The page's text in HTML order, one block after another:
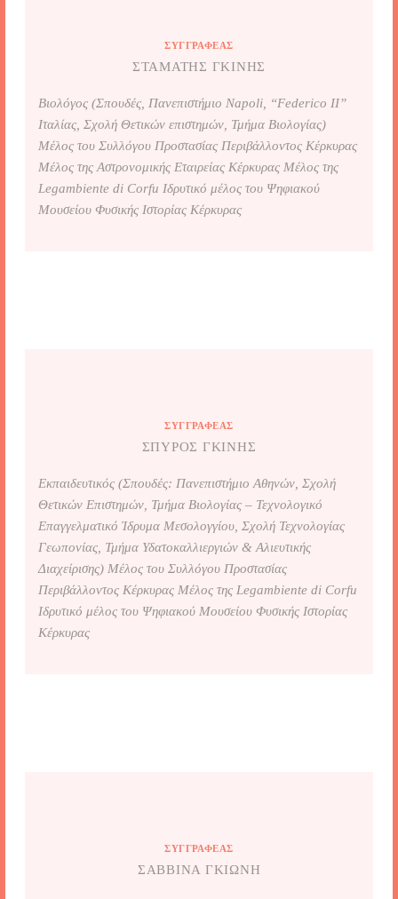
ΣΥΓΓΡΑΦΈΑΣ
ΣΤΑΜΆΤΗΣ ΓΚΊΝΗΣ
Βιολόγος (Σπουδές, Πανεπιστήμιο Napoli, “Federico ΙΙ”
Ιταλίας, Σχολή Θετικών επιστημών, Τμήμα Βιολογίας)
Μέλος του Συλλόγου Προστασίας Περιβάλλοντος Κέρκυρας
Μέλος της Αστρονομικής Εταιρείας Κέρκυρας Μέλος της
Legambiente di Corfu Ιδρυτικό μέλος του Ψηφιακού
Μουσείου Φυσικής Ιστορίας Κέρκυρας
ΣΥΓΓΡΑΦΈΑΣ
ΣΠΎΡΟΣ ΓΚΊΝΗΣ
Εκπαιδευτικός (Σπουδές: Πανεπιστήμιο Αθηνών, Σχολή
Θετικών Επιστημών, Τμήμα Βιολογίας – Τεχνολογικό
Επαγγελματικό Ίδρυμα Μεσολογγίου, Σχολή Τεχνολογίας
Γεωπονίας, Τμήμα Υδατοκαλλιεργιών & Αλιευτικής
Διαχείρισης) Μέλος του Συλλόγου Προστασίας
Περιβάλλοντος Κέρκυρας Μέλος της Legambiente di Corfu
Ιδρυτικό μέλος του Ψηφιακού Μουσείου Φυσικής Ιστορίας
Κέρκυρας
ΣΥΓΓΡΑΦΈΑΣ
ΣΑΒΒΊΝΑ ΓΚΙΏΝΗ